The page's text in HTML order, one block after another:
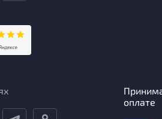
оплате